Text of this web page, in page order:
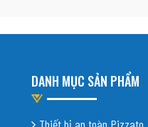
DANH MỤC SẢN PHẨM